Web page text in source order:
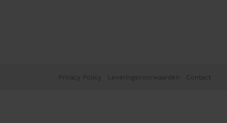
Privacy Policy Leveringsvoorwaarden Contact